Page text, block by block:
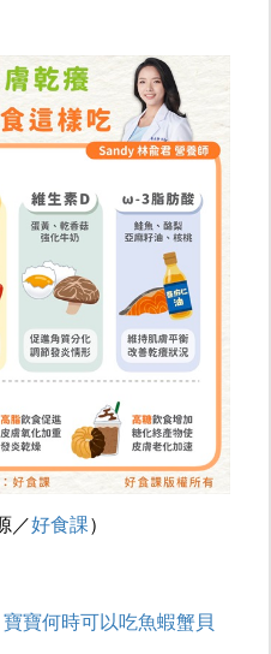
／好食課）
寶何時可以吃魚蝦蟹貝